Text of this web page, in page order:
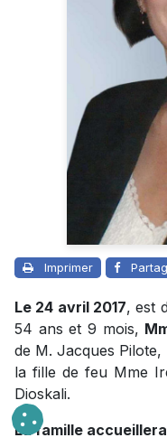
Imprimer
Le 24 avril 2017, est
54 ans et 9 mois,
de M. Jacques
la fille de feu Mme
Dioskali.
La famille